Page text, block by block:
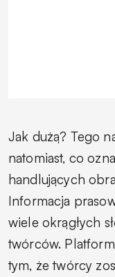
Jak dużą? Tego
natomiast, co
handlujących
Informacja
wiele okrągłych
twórców.
tym, że twórcy